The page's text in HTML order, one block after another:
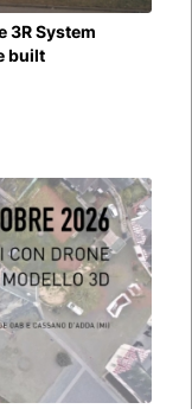
3R System
built